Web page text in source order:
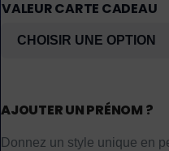
VALEUR CARTE CADEAU
AJOUTER UN PRÉNOM ?
Donnez un style unique en